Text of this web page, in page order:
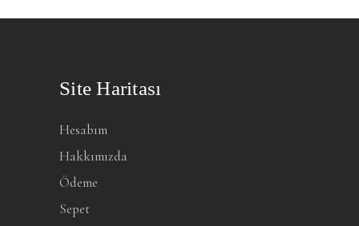
Site Haritası
Hesabım
Hakkımızda
Ödeme
Sepet